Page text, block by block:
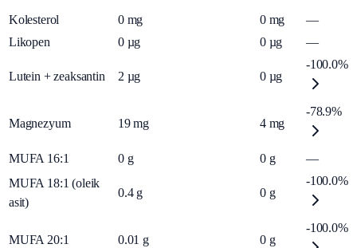
Kolesterol 0 mg 0 mg
—
Likopen
0 µg 0 µg —
Lutein + zeaksantin 2 µg 0 µg
-100.0%
Magnezyum 19 mg 4 mg
-78.9%
MUFA 16:1 0 g 0 g
—
MUFA 18:1 (oleik
asit)
0.4 g 0 g
-100.0%
MUFA 20:1 0.01 g 0 g
-100.0%